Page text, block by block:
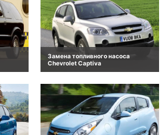
Замена топливного насоса
Chevrolet Captiva